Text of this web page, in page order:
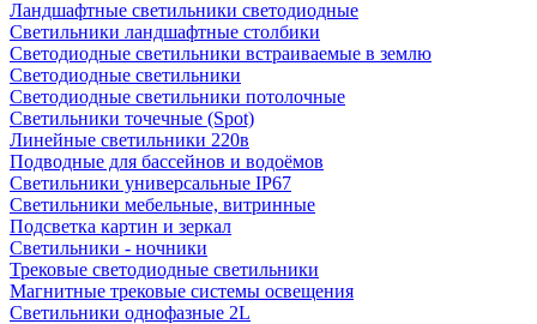
Ландшафтные светильники светодиодные
Светильники ландшафтные столбики
Светодиодные светильники встраиваемые в землю
Светодиодные светильники
Светодиодные светильники потолочные
Светильники точечные (Spot)
Линейные светильники 220в
Подводные для бассейнов и водоёмов
Светильники универсальные IP67
Светильники мебельные, витринные
Подсветка картин и зеркал
Светильники - ночники
Трековые светодиодные светильники
Магнитные трековые системы освещения
Светильники однофазные 2L